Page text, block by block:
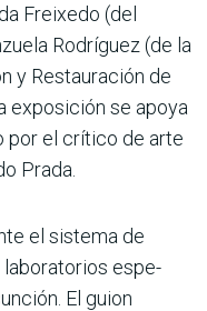
Freixedo (del
Rodríguez (de la
y Res­tauración de
exposición se apoya
por el crítico de arte
Prada.
el sistema de
laboratorios espe­
El guion